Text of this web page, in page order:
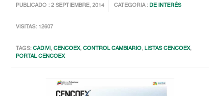
PUBLICADO : 2 SEPTIEMBRE, 2014 CATEGORIA :DE INTERÉS
VISITAS: 12607
TAGS:CADIVI,CENCOEX,CONTROL CAMBIARIO,LISTAS CENCOEX,
PORTAL CENCOEX